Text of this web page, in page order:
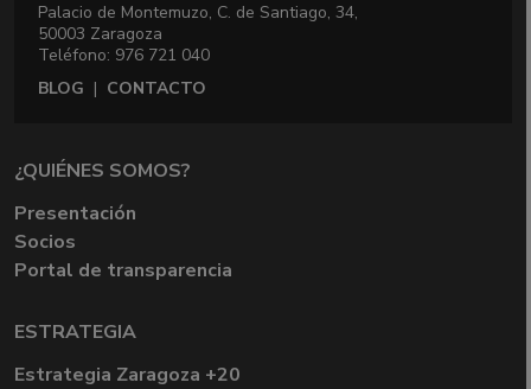
Palacio de Montemuzo, C. de Santiago, 34,
50003 Zaragoza
Teléfono: 976 721 040
BLOG | CONTACTO
¿QUIÉNES SOMOS?
Presentación
Socios
Portal de transparencia
ESTRATEGIA
Estrategia Zaragoza +20